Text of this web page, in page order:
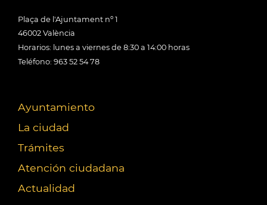
Plaça de l'Ajuntament nº 1
46002 València
Horarios: lunes a viernes de 8:30 a 14:00 horas
Teléfono: 963 52 54 78
Ayuntamiento
La ciudad
Trámites
Atención ciudadana
Actualidad